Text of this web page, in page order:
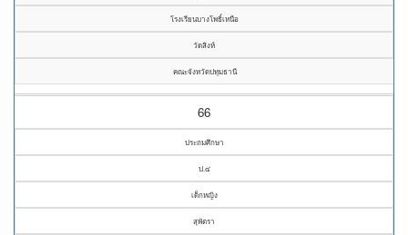
โรงเรียนบางโพธิ์เหนือ
วัดสิงห์
คณะจังหวัดปทุมธานี
66
ประถมศึกษา
ป.๔
เด็กหญิง
สุพัตรา